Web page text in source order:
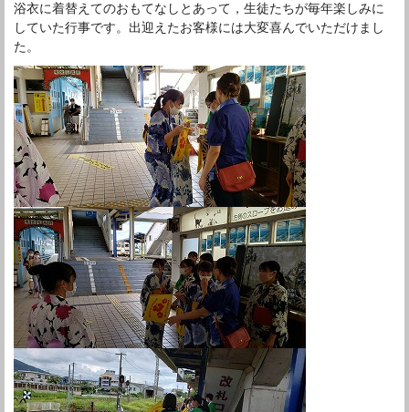
浴衣に着替えてのおもてなしとあって，生徒たちが毎年楽しみに
していた行事です。出迎えたお客様には大変喜んでいただけまし
た。